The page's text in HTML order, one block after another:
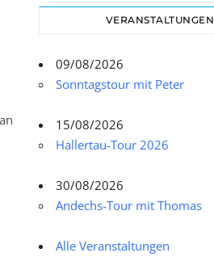
VERANSTALTUNGEN
09/08/2026
Sonntagstour mit Peter
15/08/2026
Hallertau-Tour 2026
30/08/2026
Andechs-Tour mit Thomas
Alle Veranstaltungen